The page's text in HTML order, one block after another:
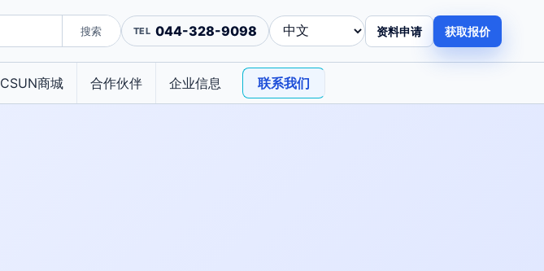
搜索 044-328-9098 资料申请 获取报价
CSUN商城 合作伙伴 企业信息 联系我们